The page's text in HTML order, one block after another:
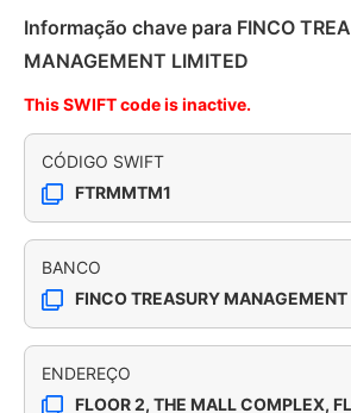
Informação chave para FINCO
MANAGEMENT LIMITED
This SWIFT code is inactive.
CÓDIGO SWIFT
FTRMMTM1
BANCO
FINCO TREASURY
ENDEREÇO
FLOOR 2, THE MALL COMPLEX,